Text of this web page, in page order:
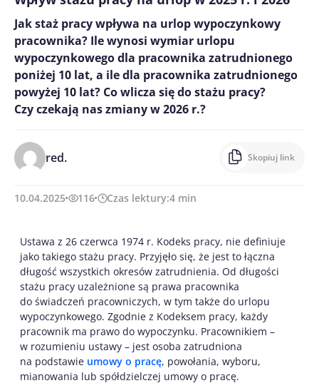
Jak staż pracy wpływa na urlop wypoczynkowy
pracownika? Ile wynosi wymiar urlopu
wypoczynkowego dla pracownika zatrudnionego
poniżej 10 lat, a ile dla pracownika zatrudnionego
powyżej 10 lat? Co wlicza się do stażu pracy?
Czy czekają nas zmiany w 2026 r.?
red. Skopiuj link
10.04.2025 116 Czas lektury:4 min
Ustawa z 26 czerwca 1974 r. Kodeks pracy, nie definiuje
jako takiego stażu pracy. Przyjęło się, że jest to łączna
długość wszystkich okresów zatrudnienia. Od długości
stażu pracy uzależnione są prawa pracownika
do świadczeń pracowniczych, w tym także do urlopu
wypoczynkowego. Zgodnie z Kodeksem pracy, każdy
pracownik ma prawo do wypoczynku. Pracownikiem –
w rozumieniu ustawy – jest osoba zatrudniona
na podstawie umowy o pracę, powołania, wyboru,
mianowania lub spółdzielczej umowy o pracę.